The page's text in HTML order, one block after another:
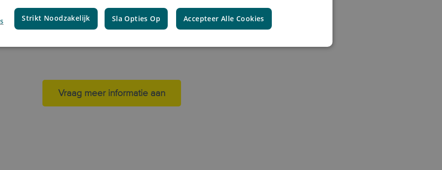
maakt direct mail-campagnes over de grens betrouwbaar
u bij de productie, voorbereiding en internationale
Vraag meer informatie aan
Sla Opties Op Accepteer Alle Cookies
Strikt Noodzakelijk